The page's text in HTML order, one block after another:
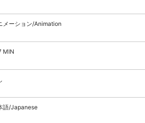
メーション/Animation
MIN
語/Japanese